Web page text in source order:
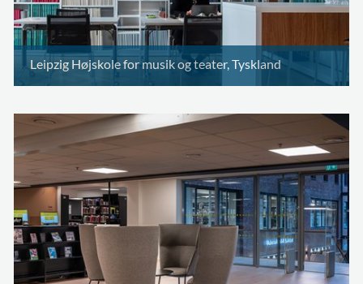
Leipzig Højskole for musik og teater, Tyskland